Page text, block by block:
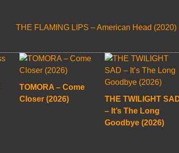
THE FLAMING LIPS – American Head (2020)
TOMORA – Come
Closer (2026)
THE TWILIGHT
– It’s The Long
Goodbye (2026)